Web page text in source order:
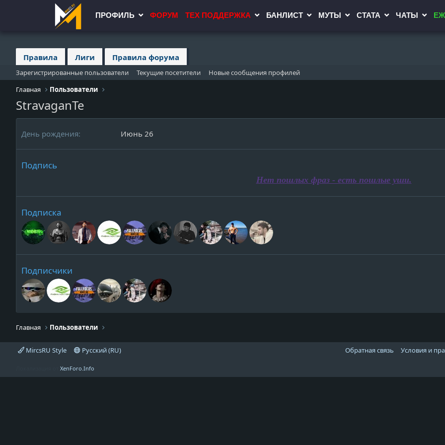
ПРОФИЛЬ ФОРУМ ТЕХ ПОДДЕРЖКА БАНЛИСТ МУТЫ СТАТА ЧАТЫ
Правила Лиги Правила форума
Зарегистрированные пользователи Текущие посетители
Новые сообщения профилей
Главная
Пользователи
StravaganTe
День рождения Июнь 26
Подпись
Нет пошлых фраз - есть пошлые уши.
Подписка
Подписчики
Главная Пользователи
MircsRU Style Русский (RU) Обратная связь Условия и
XenForo.Info